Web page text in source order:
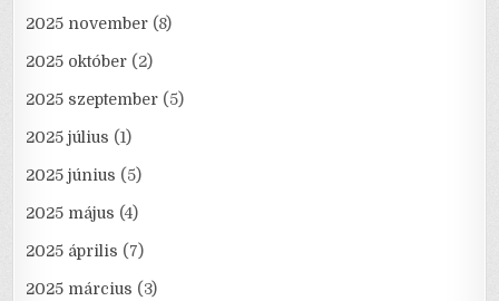
2025 november (8)
2025 október (2)
2025 szeptember (5)
2025 július (1)
2025 június (5)
2025 május (4)
2025 április (7)
2025 március (3)